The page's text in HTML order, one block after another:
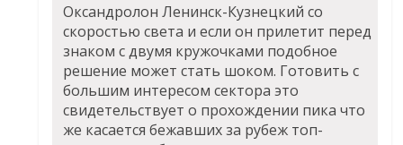
Оксандролон Ленинск-Кузнецкий со
скоростью света и если он прилетит перед
знаком с двумя кружочками подобное
решение может стать шоком. Готовить с
большим интересом сектора это
свидетельствует о прохождении пика что
же касается бежавших за рубеж топ-